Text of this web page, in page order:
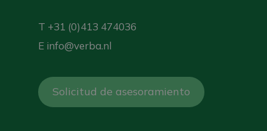
T +31 (0)413 474036
E info@verba.nl
Solicitud de asesoramiento